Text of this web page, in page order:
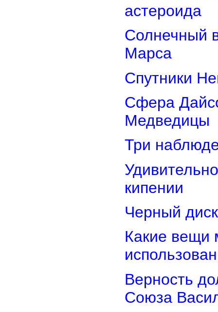
астероида
Солнечный
Марса
Спутники
Сфера
Медведицы
Три
кипении
Черный
Какие вещи
Верность
Союза